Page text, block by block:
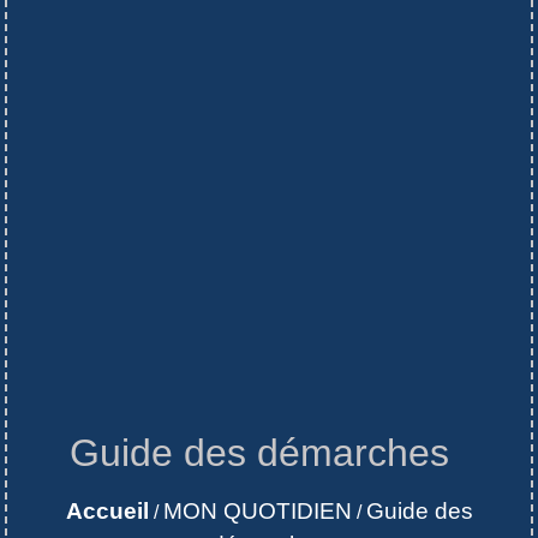
Guide des démarches
Accueil / MON QUOTIDIEN / Guide des